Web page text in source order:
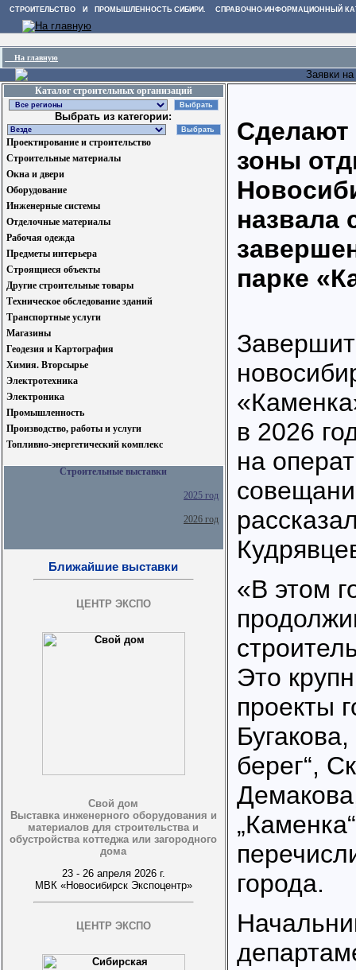
СТРОИТЕЛЬСТВО И ПРОМЫШЛЕННОСТЬ СИБИРИ. СПРАВОЧНО-ИНФОРМАЦИОННЫЙ
На главную
Заявки
Каталог строительных организаций
Выбрать из категории:
Проектирование и строительство
Строительные материалы
Окна и двери
Оборудование
Инженерные системы
Отделочные материалы
Рабочая одежда
Предметы интерьера
Строящиеся объекты
Другие строительные товары
Техническое обследование зданий
Транспортные услуги
Магазины
Геодезия и Картография
Химия. Вторсырье
Электротехника
Электроника
Промышленность
Производство, работы и услуги
Топливно-энергетический комплекс
Строительные выставки
2025 год
2026 год
Ближайшие выставки
ЦЕНТР ЭКСПО
Свой дом
Выставка инженерного оборудования и
материалов для строительства и
обустройства коттеджа или загородного
дома
23 - 26 апреля 2026 г.
МВК «Новосибирск Экспоцентр»
ЦЕНТР ЭКСПО
Сделают
зоны
назвала
парке
в 2026
на
«В этом
Это
проекты
берег“,
города.